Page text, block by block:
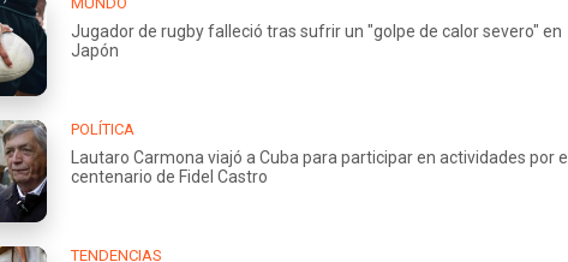
Jugador de rugby falleció tras sufrir un "golpe de calor severo" en
Japón
POLÍTICA
Lautaro Carmona viajó a Cuba para participar en actividades por el
centenario de Fidel Castro
TENDENCIAS